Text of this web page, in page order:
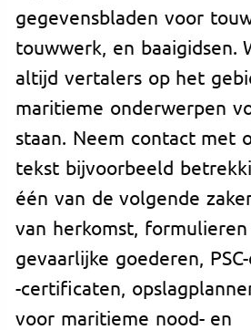
gegevensbladen voor
touwwerk, en baaigidsen.
altijd vertalers op het
maritieme onderwerpen
staan. Neem contact met
tekst bijvoorbeeld
één van de volgende
van herkomst,
gevaarlijke goederen,
-certificaten,
voor maritieme nood- en